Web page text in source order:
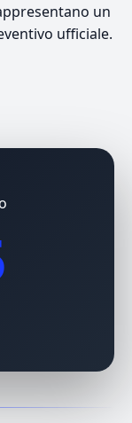
un
ufficiale.